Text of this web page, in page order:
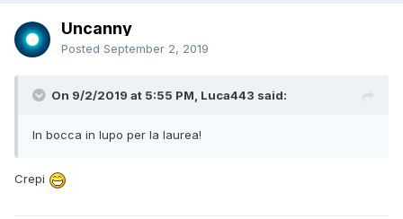
Uncanny
Posted September 2, 2019
On 9/2/2019 at 5:55 PM, Luca443 said:
In bocca in lupo per la laurea!
Crepi